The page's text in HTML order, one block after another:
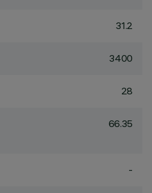
31.2
3400
28
66.35
-